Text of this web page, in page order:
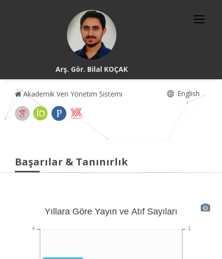
Arş. Gör. Bilal KOÇAK
Akademik Veri Yönetim Sistemi English
Başarılar & Tanınırlık
Yıllara Göre Yayın ve Atıf Sayıları
1
4